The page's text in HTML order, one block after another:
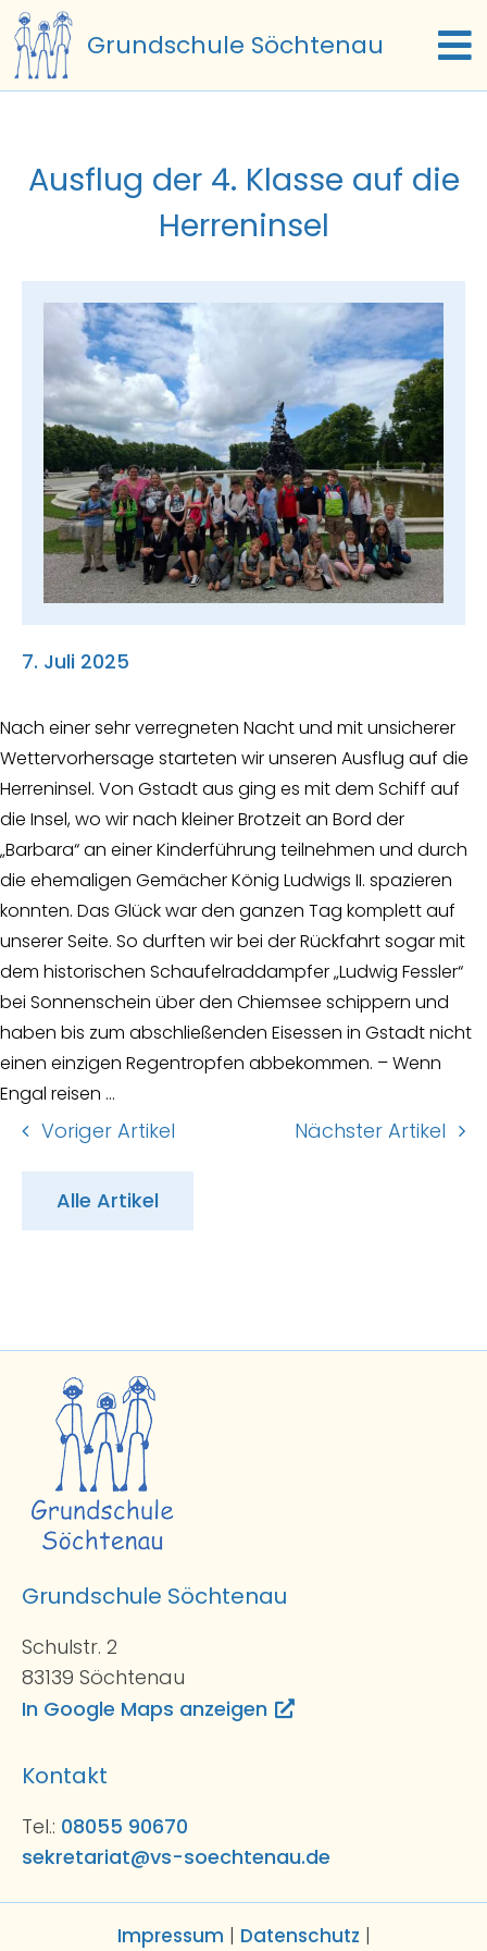
Zum
Inhalt
springen
Grundschule Söchtenau
Schulfamilie
Schulleben
Beratung
Suche
nach:
Ausflug der 4. Klasse auf die
Herreninsel
7. Juli 2025
Nach einer sehr verregneten Nacht und mit unsicherer
Wettervorhersage starteten wir unseren Ausflug auf die
Herreninsel. Von Gstadt aus ging es mit dem Schiff auf
die Insel, wo wir nach kleiner Brotzeit an Bord der
„Barbara“ an einer Kinderführung teilnehmen und durch
die ehemaligen Gemächer König Ludwigs II. spazieren
konnten. Das Glück war den ganzen Tag komplett auf
unserer Seite. So durften wir bei der Rückfahrt sogar mit
dem historischen Schaufelraddampfer „Ludwig Fessler“
bei Sonnenschein über den Chiemsee schippern und
haben bis zum abschließenden Eisessen in Gstadt nicht
einen einzigen Regentropfen abbekommen. – Wenn
Engal reisen …
Voriger Artikel Nächster Artikel
Alle Artikel
Grundschule Söchtenau
Schulstr. 2
83139 Söchtenau
In Google Maps anzeigen
Kontakt
Tel.: 08055 90670
sekretariat@vs-soechtenau.de
Impressum | Datenschutz |